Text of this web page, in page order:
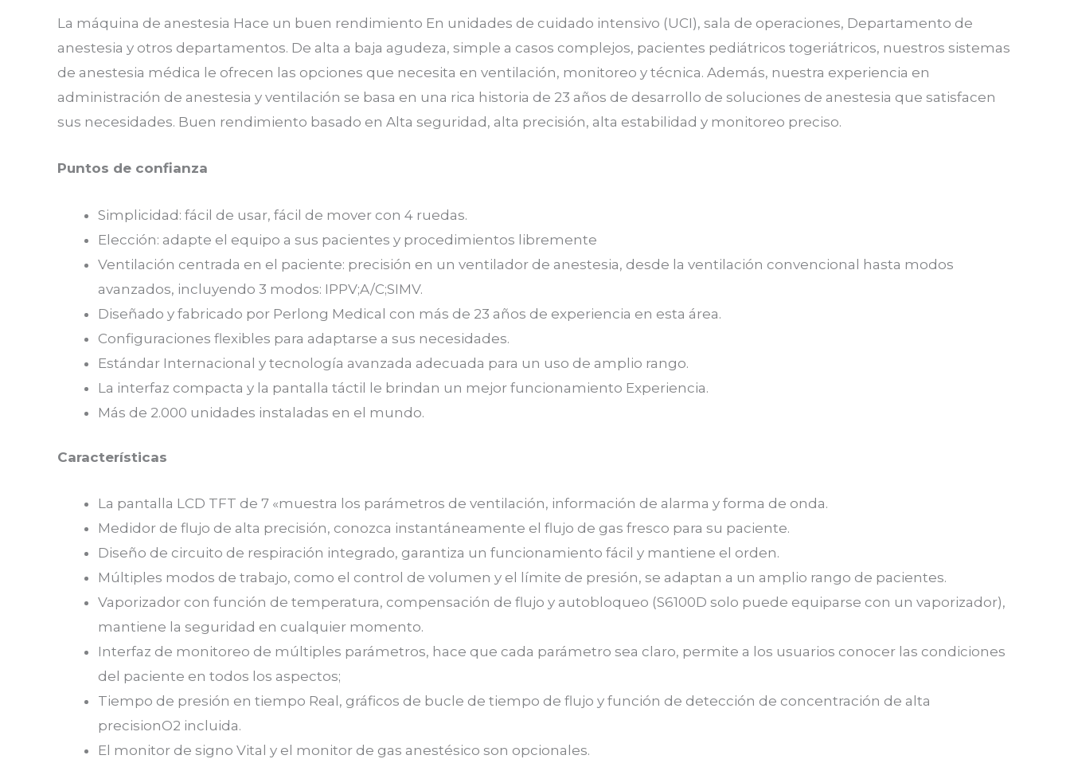
La máquina de anestesia Hace un buen rendimiento En unidades de cuidado intensivo (UCI), sala de operaciones, Departamento de
anestesia y otros departamentos. De alta a baja agudeza, simple a casos complejos, pacientes pediátricos togeriátricos, nuestros sistemas
de anestesia médica le ofrecen las opciones que necesita en ventilación, monitoreo y técnica. Además, nuestra experiencia en
administración de anestesia y ventilación se basa en una rica historia de 23 años de desarrollo de soluciones de anestesia que satisfacen
sus necesidades. Buen rendimiento basado en Alta seguridad, alta precisión, alta estabilidad y monitoreo preciso.
Puntos de confianza
Simplicidad: fácil de usar, fácil de mover con 4 ruedas.
Elección: adapte el equipo a sus pacientes y procedimientos libremente
Ventilación centrada en el paciente: precisión en un ventilador de anestesia, desde la ventilación convencional hasta modos
avanzados, incluyendo 3 modos: IPPV;A/C;SIMV.
Diseñado y fabricado por Perlong Medical con más de 23 años de experiencia en esta área.
Configuraciones flexibles para adaptarse a sus necesidades.
Estándar Internacional y tecnología avanzada adecuada para un uso de amplio rango.
La interfaz compacta y la pantalla táctil le brindan un mejor funcionamiento Experiencia.
Más de 2.000 unidades instaladas en el mundo.
Características
La pantalla LCD TFT de 7 «muestra los parámetros de ventilación, información de alarma y forma de onda.
Medidor de flujo de alta precisión, conozca instantáneamente el flujo de gas fresco para su paciente.
Diseño de circuito de respiración integrado, garantiza un funcionamiento fácil y mantiene el orden.
Múltiples modos de trabajo, como el control de volumen y el límite de presión, se adaptan a un amplio rango de pacientes.
Vaporizador con función de temperatura, compensación de flujo y autobloqueo (S6100D solo puede equiparse con un vaporizador),
mantiene la seguridad en cualquier momento.
Interfaz de monitoreo de múltiples parámetros, hace que cada parámetro sea claro, permite a los usuarios conocer las condiciones
del paciente en todos los aspectos;
Tiempo de presión en tiempo Real, gráficos de bucle de tiempo de flujo y función de detección de concentración de alta
precisionO2 incluida.
El monitor de signo Vital y el monitor de gas anestésico son opcionales.